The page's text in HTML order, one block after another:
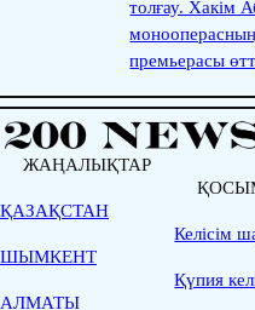
толғау. Хакім
монооперасның
премьерасы
ЖАҢАЛЫҚТАР
ҚАЗАҚСТАН
ШЫМКЕНТ
АЛМАТЫ
Келісім
Қүпия